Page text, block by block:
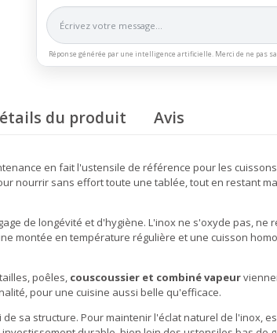
Réponse générée par une intelligence artificielle. Merci de ne pas
du produit Avis
en fait l'ustensile de référence pour les
nourrir sans effort toute une tablée, tout en restant
de longévité et d'hygiène. L'inox ne s'oxyde pas,
montée en température régulière et une cuisson
poêles, couscoussier et combiné vapeur
pour une cuisine aussi belle qu'efficace.
sa structure. Pour maintenir l'éclat naturel de l'inox,